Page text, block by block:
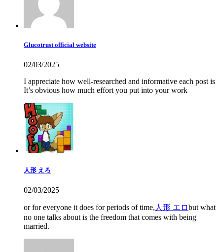
Glucotrust official website
02/03/2025
I appreciate how well-researched and informative each post is
It’s obvious how much effort you put into your work
人形 えろ
02/03/2025
or for everyone it does for periods of time, 人形 エロbut what
no one talks about is the freedom that comes with being
married.